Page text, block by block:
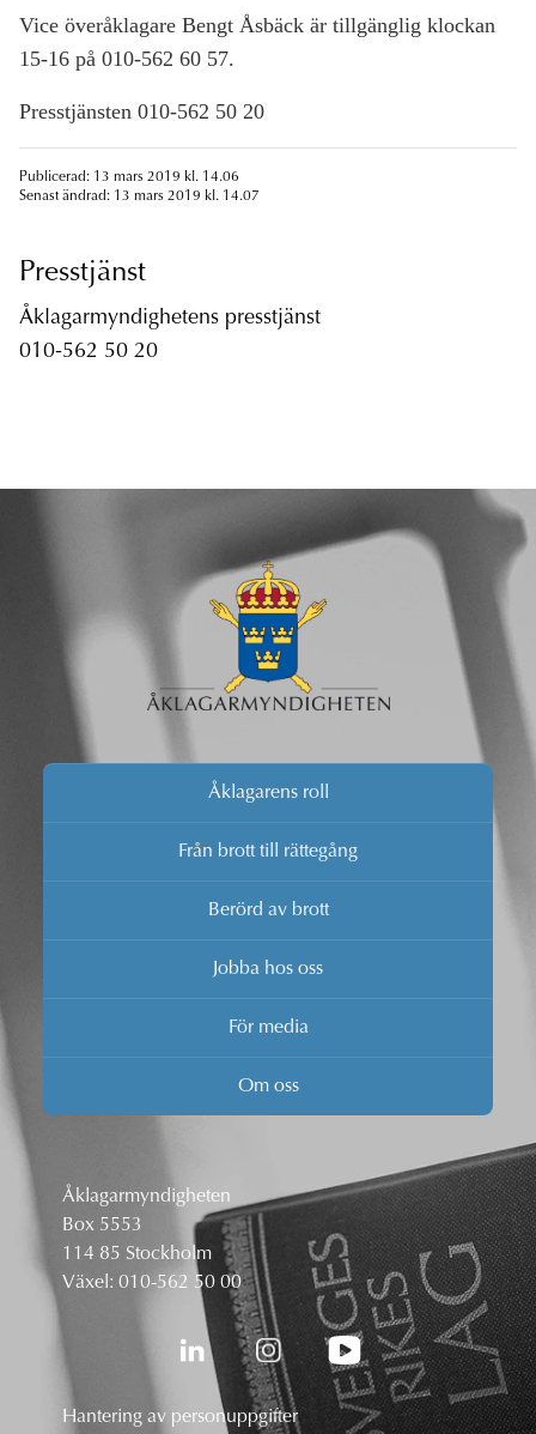
Vice överåklagare Bengt Åsbäck är tillgänglig klockan
15-16 på 010-562 60 57.
Presstjänsten 010-562 50 20
Publicerad: 13 mars 2019 kl. 14.06
Senast ändrad: 13 mars 2019 kl. 14.07
Presstjänst
Åklagarmyndighetens presstjänst
010-562 50 20
Åklagarens roll
Från brott till rättegång
Berörd av brott
Jobba hos oss
För media
Om oss
Åklagarmyndigheten
Box 5553
114 85 Stockholm
Växel: 010-562 50 00
Hantering av personuppgifter